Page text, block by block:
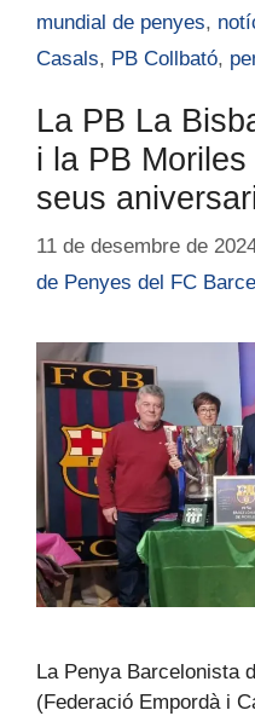
mundial de penyes,
Casals, PB Collbató,
La PB La
i la PB
seus
11 de desembre de
de Penyes del FC
La Penya Barcelonista
(Federació Empordà i